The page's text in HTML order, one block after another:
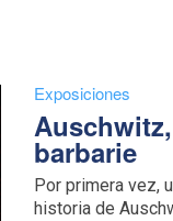
Exposiciones
barbarie
Por primera vez,
historia de